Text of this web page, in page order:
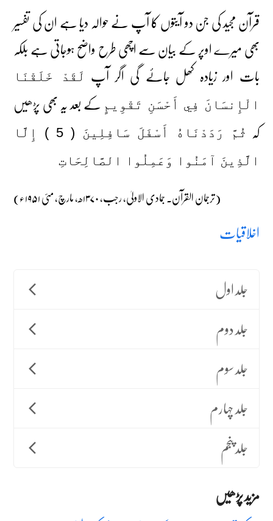
قرآن مجید کی جن دو آیتوں کا آپ نے حوالہ دیا ہے ان کی تفسیر
بھی میرے اوپر کے بیان سے اچھی طرح واضح ہوجاتی ہے بلکہ
بات اور زیادہ کھل جائے گی اگر آپ لَقَدْ خَلَقْنَا
الْإِنسَانَ فِي أَحْسَنِ تَقْوِيمٍ کے بعد یہ بھی پڑھیں
کہ
ثُمَّ رَدَدْنَاهُ أَسْفَلَ سَافِلِينَ ( 5 ) إِلَّا
الَّذِينَ آمَنُوا وَعَمِلُوا الصَّالِحَاتِ
(ترجمان القرآن۔ جمادی الاولیٰ، رجب، ۱۳۷۰ھ، مارچ، مئی ۱۹۵۱ء)
اخلاقیات
جلد اول
جلد دوم
جلد سوم
جلد چہارم
جلد پنجم
مزید پڑھیں